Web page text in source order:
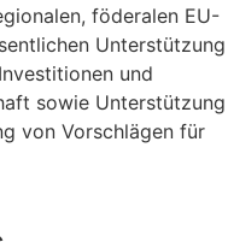
föderalen EU-
Unterstützung
und
sowie Unterstützung
von Vorschlägen für